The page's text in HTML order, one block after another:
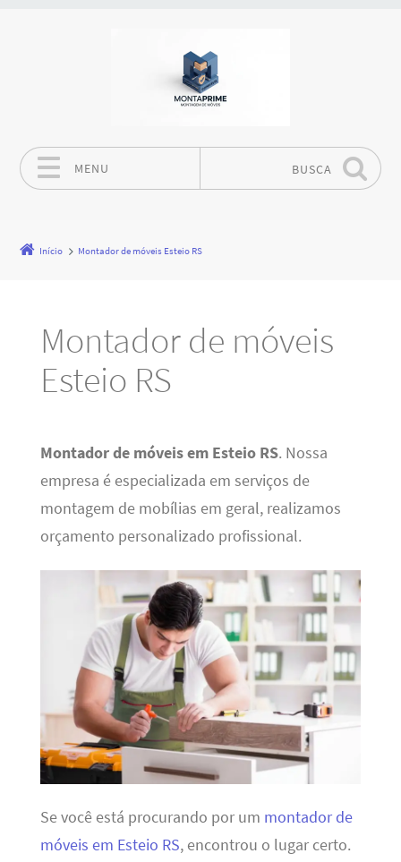
MENU BUSCA
Início Montador de móveis Esteio RS
Montador de móveis
Esteio RS
Montador de móveis em Esteio RS. Nossa
empresa é especializada em serviços de
montagem de mobílias em geral, realizamos
orçamento personalizado profissional.
Se você está procurando por um montador de
móveis em Esteio RS, encontrou o lugar certo.